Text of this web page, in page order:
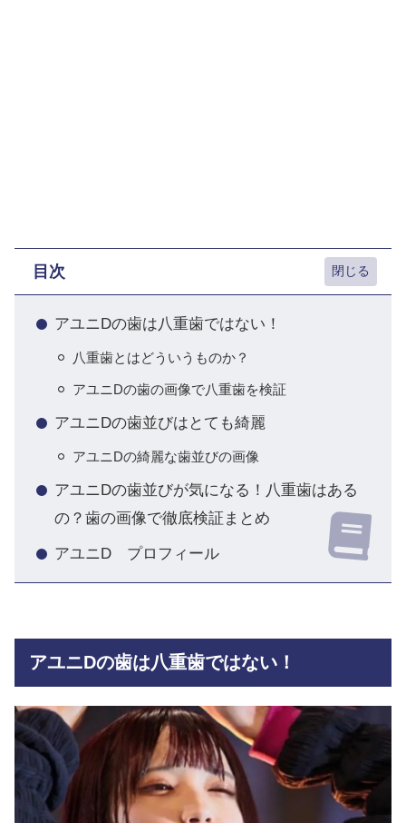
目次
アユニDの歯は八重歯ではない！
八重歯とはどういうものか？
アユニDの歯の画像で八重歯を検証
アユニDの歯並びはとても綺麗
アユニDの綺麗な歯並びの画像
アユニDの歯並びが気になる！八重歯はある
の？歯の画像で徹底検証まとめ
アユニD プロフィール
アユニDの歯は八重歯ではない！